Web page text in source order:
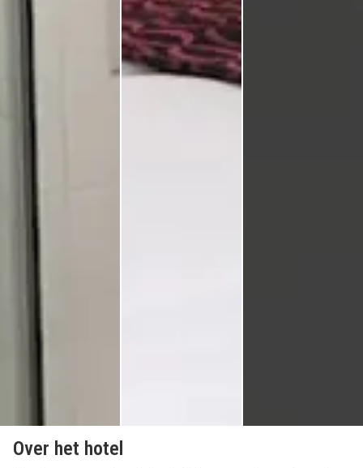
Over het hotel